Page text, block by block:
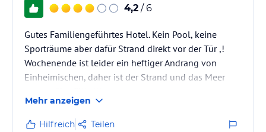
4,2 / 6
Gutes Familiengeführtes Hotel. Kein Pool, keine
Sporträume aber dafür Strand direkt vor der Tür ,!
Wochenende ist leider ein heftiger Andrang von
Einheimischen, daher ist der Strand und das Meer
Mehr anzeigen
Hilfreich Teilen